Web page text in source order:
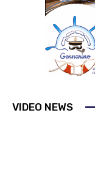
VIDEO NEWS